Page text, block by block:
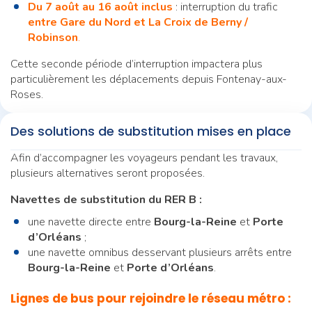
Du 7 août au 16 août inclus : interruption du trafic
entre Gare du Nord et La Croix de Berny /
Robinson.
Cette seconde période d’interruption impactera plus
particulièrement les déplacements depuis Fontenay-aux-
Roses.
Des solutions de substitution mises en place
Afin d’accompagner les voyageurs pendant les travaux,
plusieurs alternatives seront proposées.
Navettes de substitution du RER B :
une navette directe entre Bourg-la-Reine et Porte
d’Orléans ;
une navette omnibus desservant plusieurs arrêts entre
Bourg-la-Reine et Porte d’Orléans.
Lignes de bus pour rejoindre le réseau métro :